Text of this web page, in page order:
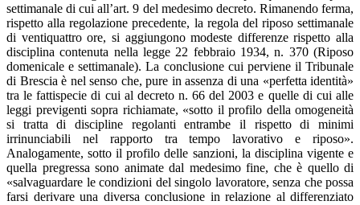
settimanale di cui all’art. 9 del medesimo decreto. Rimanendo ferma,
rispetto alla regolazione precedente, la regola del riposo settimanale
di ventiquattro ore, si aggiungono modeste differenze rispetto alla
disciplina contenuta nella legge 22 febbraio 1934, n. 370 (Riposo
domenicale e settimanale). La conclusione cui perviene il Tribunale
di Brescia è nel senso che, pure in assenza di una «perfetta identità»
tra le fattispecie di cui al decreto n. 66 del 2003 e quelle di cui alle
leggi previgenti sopra richiamate, «sotto il profilo della omogeneità
si tratta di discipline regolanti entrambe il rispetto di minimi
irrinunciabili nel rapporto tra tempo lavorativo e riposo».
Analogamente, sotto il profilo delle sanzioni, la disciplina vigente e
quella pregressa sono animate dal medesimo fine, che è quello di
«salvaguardare le condizioni del singolo lavoratore, senza che possa
farsi derivare una diversa conclusione in relazione al differenziato